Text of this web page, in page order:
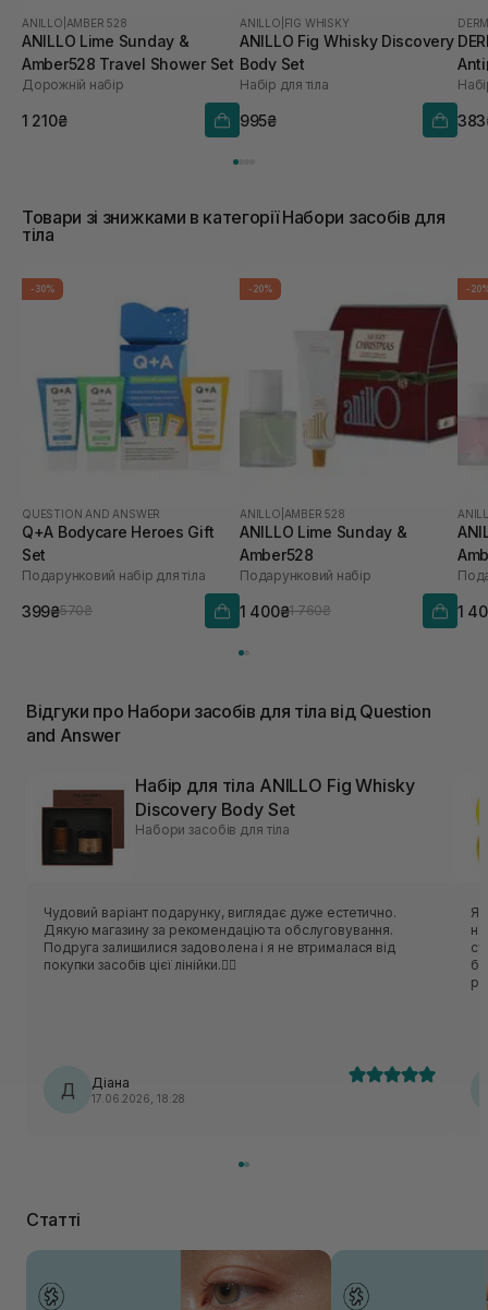
ANILLO AMBER 528
ANILLO Lime Sunday &
Amber528 Travel Shower Set
Дорожній набір
1 210₴
ANILLO FIG WHISKY
ANILLO Fig Whisky Discovery
Body Set
Набір для тіла
995₴
Товари зі знижками в категорії Набори засобів для
тіла
-30%
QUESTION AND ANSWER
Q+A Bodycare Heroes Gift
Set
Подарунковий набір для тіла
399₴570₴
-20%
ANILLO AMBER 528
ANILLO Lime Sunday &
Amber528
Подарунковий набір
1 400₴1 760₴
-
1
Відгуки про Набори засобів для тіла від Question
and Answer
Набір для тіла ANILLO Fig Whisky
Discovery Body Set
Набори засобів для тіла
Чудовий варіант подарунку, виглядає дуже естетично.
Дякую магазину за рекомендацію та обслуговування.
Подруга залишилися задоволена і я не втрималася від
покупки засобів цієї лінійки.❤️‍🔥
Д Діана
17.06.2026, 18:28
Статті